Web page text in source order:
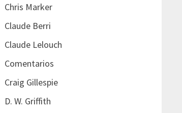
Chris Marker
Claude Berri
Claude Lelouch
Comentarios
Craig Gillespie
D. W. Griffith